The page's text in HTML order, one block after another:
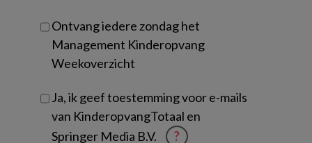
Ontvang iedere zondag het
Management Kinderopvang
Weekoverzicht
Ja, ik geef toestemming voor e-mails
van KinderopvangTotaal en
Springer Media B.V.
?